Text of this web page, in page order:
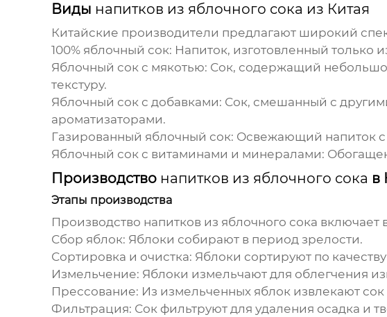
Виды напитков из яблочного сока из Китая
Китайские производители предлагают широкий
100% яблочный сок: Напиток, изготовленный только
Яблочный сок с мякотью: Сок, содержащий
текстуру.
Яблочный сок с добавками: Сок, смешанный с
ароматизаторами.
Газированный яблочный сок: Освежающий напиток с
Яблочный сок с витаминами и минералами:
Производство напитков из яблочного сока в
Этапы производства
Производство напитков из яблочного сока включает
Сбор яблок: Яблоки собирают в период зрелости.
Сортировка и очистка: Яблоки сортируют по
Измельчение: Яблоки измельчают для облегчения
Прессование: Из измельченных яблок извлекают
Фильтрация: Сок фильтруют для удаления осадка и